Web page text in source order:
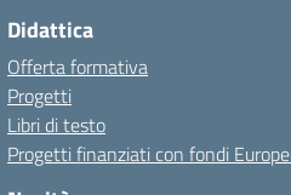
Didattica
Offerta formativa
Progetti
Libri di testo
Progetti finanziati con fondi